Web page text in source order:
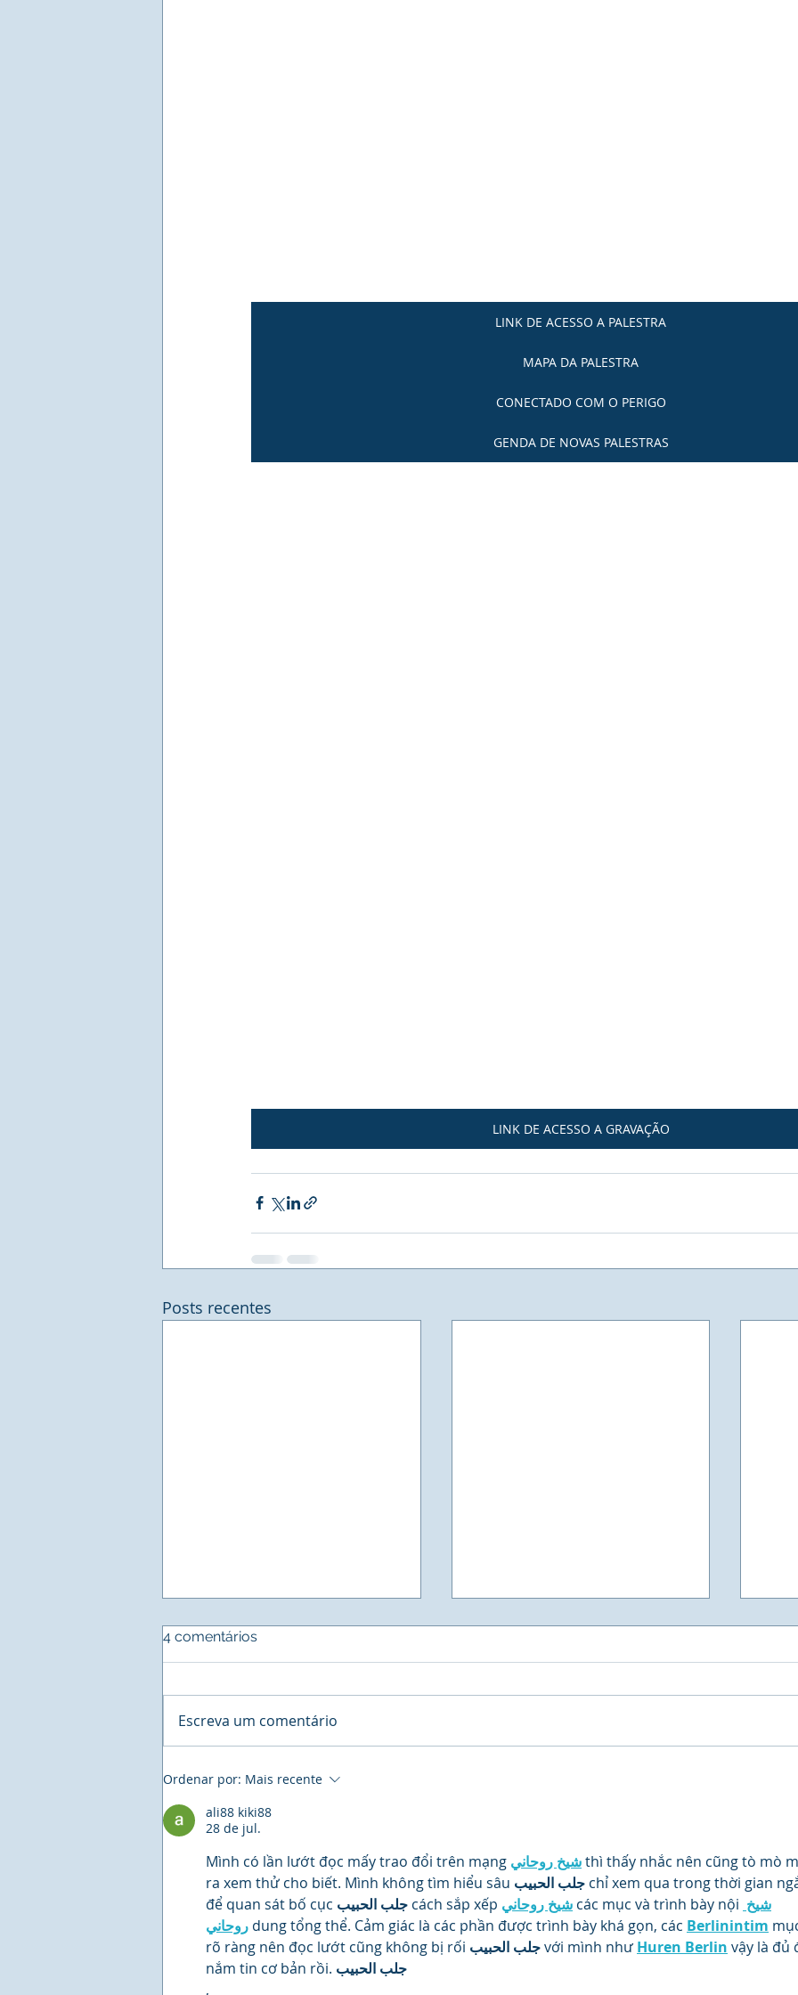
LINK DE ACESSO A PALESTRA
MAPA DA PALESTRA
CONECTADO COM O PERIGO
GENDA DE NOVAS PALESTRAS
LINK DE ACESSO A GRAVAÇÃO
Posts recentes
BUSINESS - Cororation
Network, a maior estação
de Negócios na América
Latina agenda reunião com
Sólidos.
4 comentários
Escreva um comentário
Ordenar por: Mais recente
ali88 kiki88
28 de jul.
Mình có lần lướt đọc mấy trao đổi trên mạng شيخ روحاني thì thấy nhắc nên cũng tò mò
ra xem thử cho biết. Mình không tìm hiểu sâu جلب الحبيب chỉ xem qua trong thời gian
để quan sát bố cục جلب الحبيب cách sắp xếp شيخ روحاني các mục và trình bày nội شيخ
روحاني dung tổng thể. Cảm giác là các phần được trình bày khá gọn, các Berlinintim
rõ ràng nên đọc lướt cũng không bị rối جلب الحبيب với mình như Huren Berlin vậy là đủ
nắm tin cơ bản rồi. جلب الحبيب
,